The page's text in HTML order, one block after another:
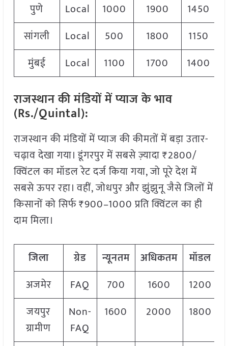
पुणे
Local 1000 1900
1450
सांगली
Local 500 1800
1150
मुंबई
Local 1100 1700 1400
राजस्थान की मंडियों में प्याज के भाव
(Rs./Quintal):
राजस्थान की मंडियों में प्याज की कीमतों में बड़ा उतार-
चढ़ाव देखा गया। डूंगरपुर में सबसे ज़्यादा ₹2800/
क्विंटल का मॉडल रेट दर्ज किया गया, जो पूरे देश में
सबसे ऊपर रहा। वहीं, जोधपुर और झुंझुनू जैसे जिलों में
किसानों को सिर्फ ₹900–1000 प्रति क्विंटल का ही
दाम मिला।
जिला ग्रेड न्यूनतम अधिकतम
मॉडल
अजमेर
FAQ 700 1600
1200
जयपुर
ग्रामीण
Non-
FAQ
1600 2000 1800